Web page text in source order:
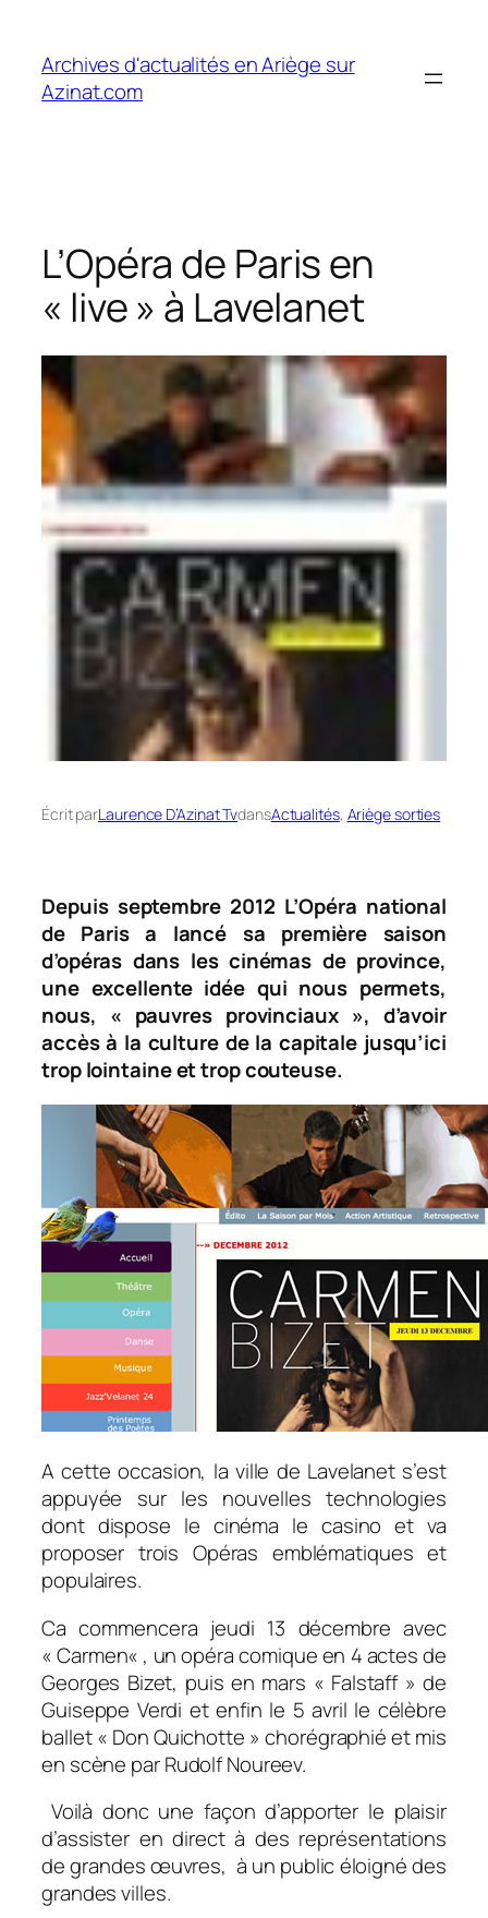
contenu
Archives d'actualités en Ariège sur
Azinat.com
L’Opéra de Paris en
« live » à Lavelanet
Écrit parLaurence D’Azinat TvdansActualités, Ariège sorties
Depuis septembre 2012 L’Opéra national
de Paris a lancé sa première saison
d’opéras dans les cinémas de province,
une excellente idée qui nous permets,
nous, « pauvres provinciaux », d’avoir
accès à la culture de la capitale jusqu’ici
trop lointaine et trop couteuse.
A cette occasion, la ville de Lavelanet s’est
appuyée sur les nouvelles technologies
dont dispose le cinéma le casino et va
proposer trois Opéras emblématiques et
populaires.
Ca commencera jeudi 13 décembre avec
«Carmen« , un opéra comique en 4 actes de
Georges Bizet, puis en mars « Falstaff» de
Guiseppe Verdi et enfin le 5 avril le célèbre
ballet « Don Quichotte » chorégraphié et mis
en scène par Rudolf Noureev.
Voilà donc une façon d’apporter le plaisir
d’assister en direct à des représentations
de grandes œuvres, à un public éloigné des
grandes villes.